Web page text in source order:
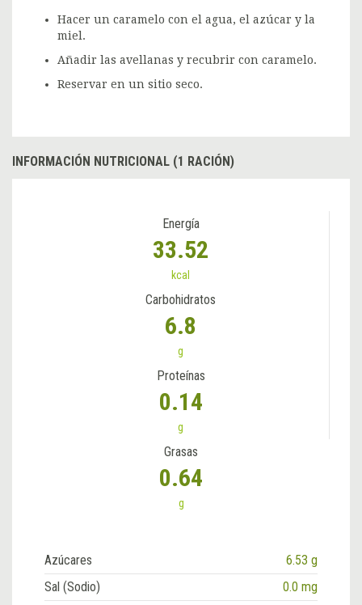
Hacer un caramelo con el agua, el azúcar y la
miel.
Añadir las avellanas y recubrir con caramelo.
Reservar en un sitio seco.
INFORMACIÓN NUTRICIONAL (1 RACIÓN)
Energía
33.52
kcal
Carbohidratos
6.8
g
Proteínas
0.14
g
Grasas
0.64
g
Azúcares
6.53 g
Sal (Sodio)
0.0 mg